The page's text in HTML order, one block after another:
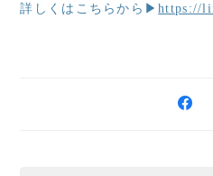
詳しくはこちらから▶https://